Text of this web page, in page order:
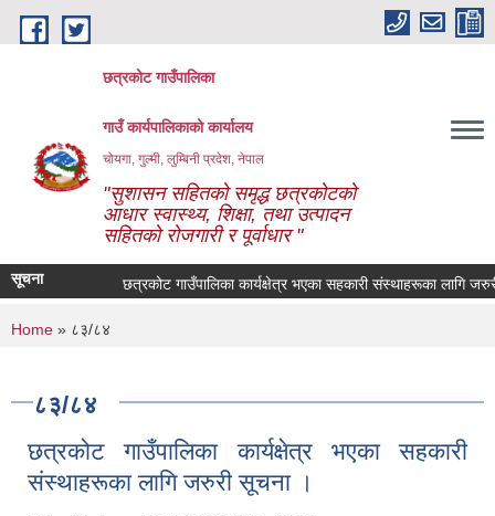
Skip to main content
छत्रकोट गाउँपालिका
गाउँ कार्यपालिकाको कार्यालय
चोयगा, गुल्मी, लुम्बिनी प्रदेश, नेपाल
"सुशासन सहितको समृद्ध छत्रकोटको
आधार स्वास्थ्य, शिक्षा, तथा उत्पादन
सहितको रोजगारी र पूर्वाधार "
सूचना छत्रकोट गाउँपालिका कार्यक्षेत्र भएका सहकारी संस्थाहरूका लागि जरुरी
You are here
Home » ८३/८४
८३/८४
छत्रकोट गाउँपालिका कार्यक्षेत्र भएका सहकारी
संस्थाहरूका लागि जरुरी सूचना ।